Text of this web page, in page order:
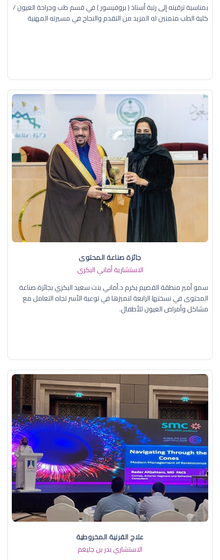
بمناسبة ترقيته إلى رتبة أستاذ ( بروفيسور ) في قسم طب وجراحة العيون /
كلية الطب متمنين له المزيد من التقدم والنجاح في مسيرته المهنية
جائزة صناعة المحتوى
الاستشارية أماني البكري
سمو أمير منطقة القصيم يكرم د.أماني بنت سعيد البكري بجائزة صناعة
المحتوى في نسختها الرابعة لتميزها في توعية الأسر تجاه التعامل مع
مشاكل وأمراض العيون للأطفال.
علاج القرنية المخروطية
الاستشاري بدر بن جليغم